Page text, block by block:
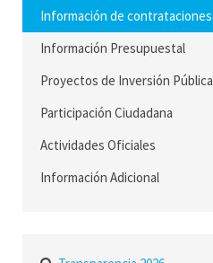
Información de contrataciones
Información Presupuestal
Proyectos de Inversión Pública
Participación Ciudadana
Actividades Oficiales
Información Adicional